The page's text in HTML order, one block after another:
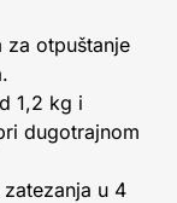
za otpuštanje
1,2 kg i
dugotrajnom
u 4